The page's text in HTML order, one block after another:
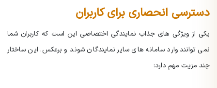
دسترسی انحصاری برای کاربران
یکی از ویژگی های جذاب نمایندگی اختصاصی این است که کاربران شما
نمی توانند وارد سامانه های سایر نمایندگان شوند و برعکس. این ساختار
چند مزیت مهم دارد: